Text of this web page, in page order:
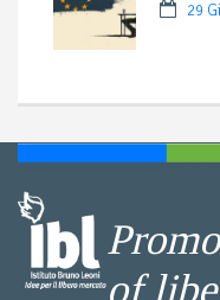
29
of